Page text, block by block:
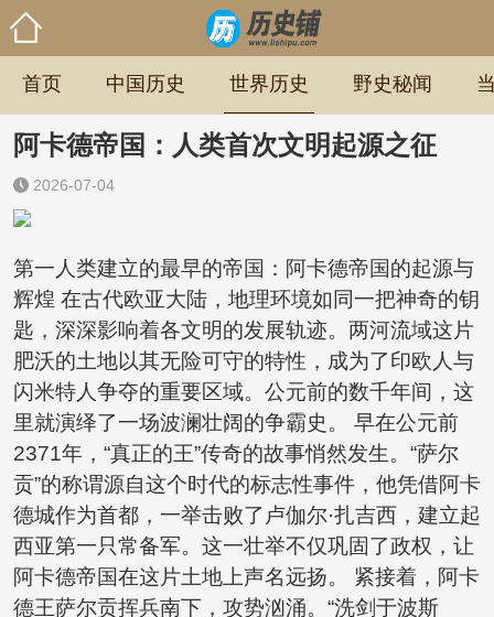
首页 中国历史 世界历史 野史秘闻
阿卡德帝国：人类首次文明起源之征
2026-07-04
第一人类建立的最早的帝国：阿卡德帝国的起源与
辉煌 在古代欧亚大陆，地理环境如同一把神奇的钥
匙，深深影响着各文明的发展轨迹。两河流域这片
肥沃的土地以其无险可守的特性，成为了印欧人与
闪米特人争夺的重要区域。公元前的数千年间，这
里就演绎了一场波澜壮阔的争霸史。 早在公元前
2371年，“真正的王”传奇的故事悄然发生。“萨尔
贡”的称谓源自这个时代的标志性事件，他凭借阿卡
德城作为首都，一举击败了卢伽尔·扎吉西，建立起
西亚第一只常备军。这一壮举不仅巩固了政权，让
阿卡德帝国在这片土地上声名远扬。 紧接着，阿卡
德王萨尔贡挥兵南下，攻势汹涌。“洗剑于波斯